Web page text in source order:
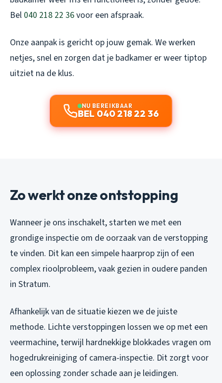
Bel 040 218 22 36voor een afspraak.
Onze aanpak is gericht op jouw gemak. We werken
netjes, snel en zorgen dat je badkamer er weer tiptop
uitziet na de klus.
NU BEREIKBAAR
BEL 040 218 22 36
Zo werkt onze ontstopping
Wanneer je ons inschakelt, starten we met een
grondige inspectie om de oorzaak van de verstopping
te vinden. Dit kan een simpele haarprop zijn of een
complex rioolprobleem, vaak gezien in oudere panden
in Stratum.
Afhankelijk van de situatie kiezen we de juiste
methode. Lichte verstoppingen lossen we op met een
veermachine, terwijl hardnekkige blokkades vragen om
hogedrukreiniging of camera-inspectie. Dit zorgt voor
een oplossing zonder schade aan je leidingen.